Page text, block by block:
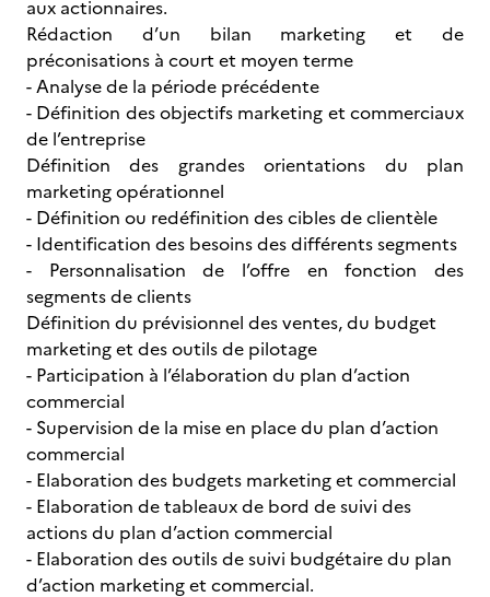
aux actionnaires.
Rédaction d’un bilan marketing et de
préconisations à court et moyen terme
- Analyse de la période précédente
- Définition des objectifs marketing et commerciaux
de l’entreprise
Définition des grandes orientations du plan
marketing opérationnel
- Définition ou redéfinition des cibles de clientèle
- Identification des besoins des différents segments
- Personnalisation de l’offre en fonction des
segments de clients
Définition du prévisionnel des ventes, du budget
marketing et des outils de pilotage
- Participation à l’élaboration du plan d’action
commercial
- Supervision de la mise en place du plan d’action
commercial
- Elaboration des budgets marketing et commercial
- Elaboration de tableaux de bord de suivi des
actions du plan d’action commercial
- Elaboration des outils de suivi budgétaire du plan
d’action marketing et commercial.